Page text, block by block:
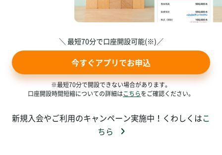
＼ 最短70分で口座開設可能(※)／
今すぐアプリでお申込
※最短70分で開設できない場合があります。
口座開設時間短縮についての詳細はこちらをご確認ください。
新規入会やご利用のキャンペーン実施中！くわしくはこ
ちら